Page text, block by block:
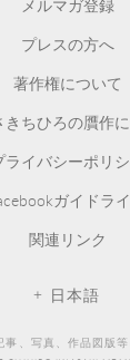
メルマガ登録
プレスの方へ
著作権について
きちひろの贋作
ライバシーポリ
ガイドラ
関連リンク
日本語
、写真、作品図版